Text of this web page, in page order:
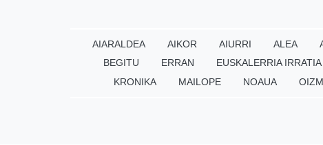
AIARALDEA AIKOR AIURRI ALEA
BEGITU
ERRAN EUSKALERRIA IRRATIA
KRONIKA
MAILOPE NOAUA